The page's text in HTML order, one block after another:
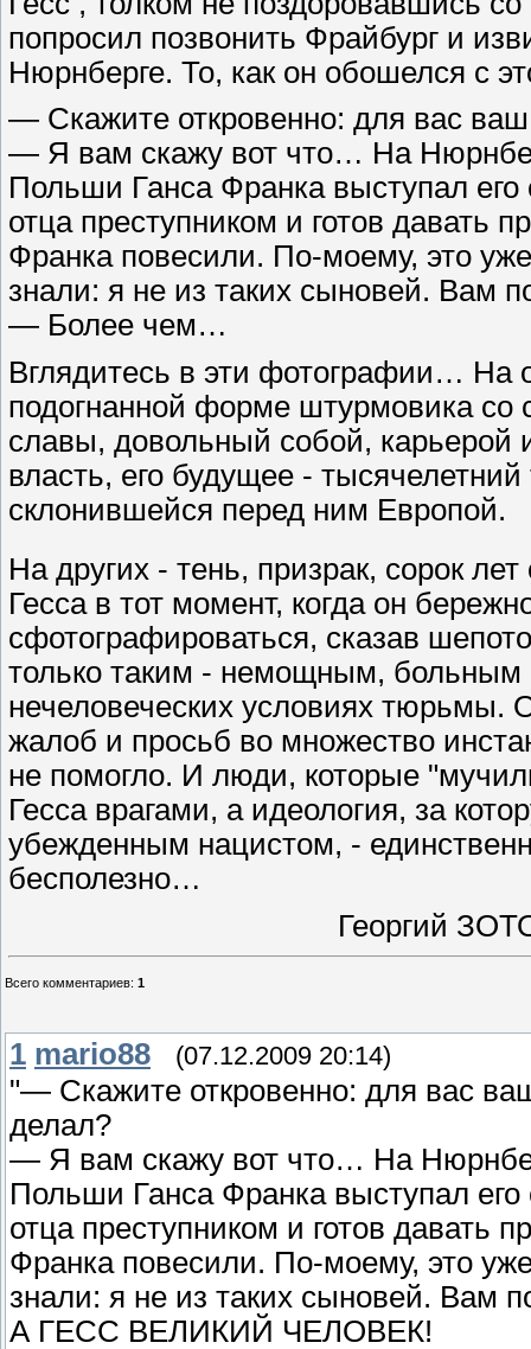
попросил позвонить Фрайбург и
Нюрнберге. То, как он обошелся с
— Скажите откровенно: для вас
— Я вам скажу вот что… На
Польши Ганса Франка выступал его
отца преступником и готов давать
Франка повесили. По-моему, это
знали: я не из таких сыновей. Вам
— Более чем…
Вглядитесь в эти фотографии… На
подогнанной форме штурмовика со
славы, довольный собой, карьерой
власть, его будущее -
склонившейся перед ним Европой.
На других - тень, призрак, сорок
Гесса в тот момент, когда он
сфотографироваться, сказав
только таким - немощным,
нечеловеческих условиях тюрьмы.
жалоб и просьб во множество
не помогло. И люди, которые
Гесса врагами, а идеология, за
убежденным нацистом, -
бесполезно…
Георгий
Всего комментариев: 1
1 mario88 (07.12.2009 20:14)
"— Скажите откровенно: для вас
делал?
— Я вам скажу вот что… На
Польши Ганса Франка выступал его
отца преступником и готов давать
Франка повесили. По-моему, это
знали: я не из таких сыновей.
А ГЕСС ВЕЛИКИЙ ЧЕЛОВЕК!